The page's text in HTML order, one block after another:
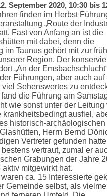
September 2020, 10:30 bis
finden im Herbst
„Route der
Fast von Anfang an ist die
mit dabei, denn die
im Taunus gehört mit zur
Region. Der
„An der
Führungen, aber auch auf
Sehenswertes zu
fand die Führung am
wie sonst unter der Leitung
krankheitsbedingt ausfiel,
historisch-archäologischen
Herrn Bernd
Vertreter gefunden
vertraut, zumal er
Grabungen der Jahre
mitgewirkt hat.
waren ca. 15 Interessierte
Gemeinde selbst, als